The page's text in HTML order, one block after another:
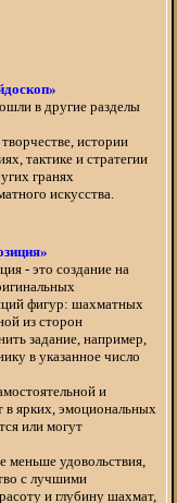
в другие разделы
истории
тактике и стратегии
гранях
искусства.
- это создание на
фигур: шахматных
из сторон
задание, например,
в указанное число
и
в ярких, эмоциональных
или могут
меньше удовольствия,
с лучшими
и глубину шахмат,